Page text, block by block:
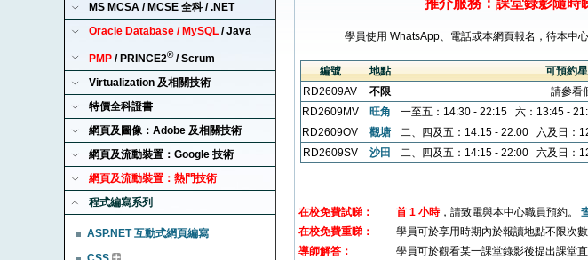
MS MCSA / MCSE 全科 / .NET
Oracle Database / MySQL / Java
PMP / PRINCE2®/ Scrum
Virtualization 及相關技術
特價全科證書
網頁及圖像：Adobe 及相關技術
網頁及流動裝置：Google 技術
網頁及流動裝置：熱門技術
程式編寫系列
ASP.NET 互動式網頁編寫
推介服務：課堂錄影隨時
學員使用 WhatsApp、電話或本網頁報名，待本中
編號 地點 可預約
RD2609AV
不限 請參看
RD2609MV
旺角 一至五：14:30 - 22:15 六：13:45 -
RD2609OV
觀塘 二、四及五：14:15 - 22:00 六及日：
RD2609SV
沙田 二、四及五：14:15 - 22:00 六及日：
在校免費試睇：
首 1 小時，請致電與本中心職員預約。
在校免費重睇：
學員可於享用時期內於報讀地點不限次
導師解答：
學員可於觀看某一課堂錄影後提出課堂